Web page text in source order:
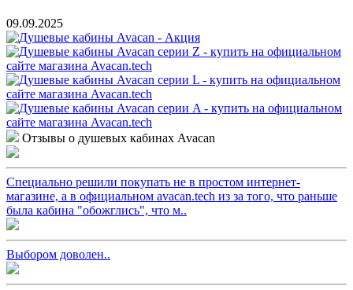
09.09.2025
Отзывы о душевых кабинах Avacan
Специально решили покупать не в простом интернет-
магазине, а в официальном avacan.tech из за того, что раньше
была кабина "обожглись", что м..
Выбором доволен..